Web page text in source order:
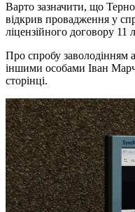
Варто зазначити, що
відкрив провадження у
ліцензійного договору 11
Про спробу заволодінням
іншими особами Іван
сторінці.